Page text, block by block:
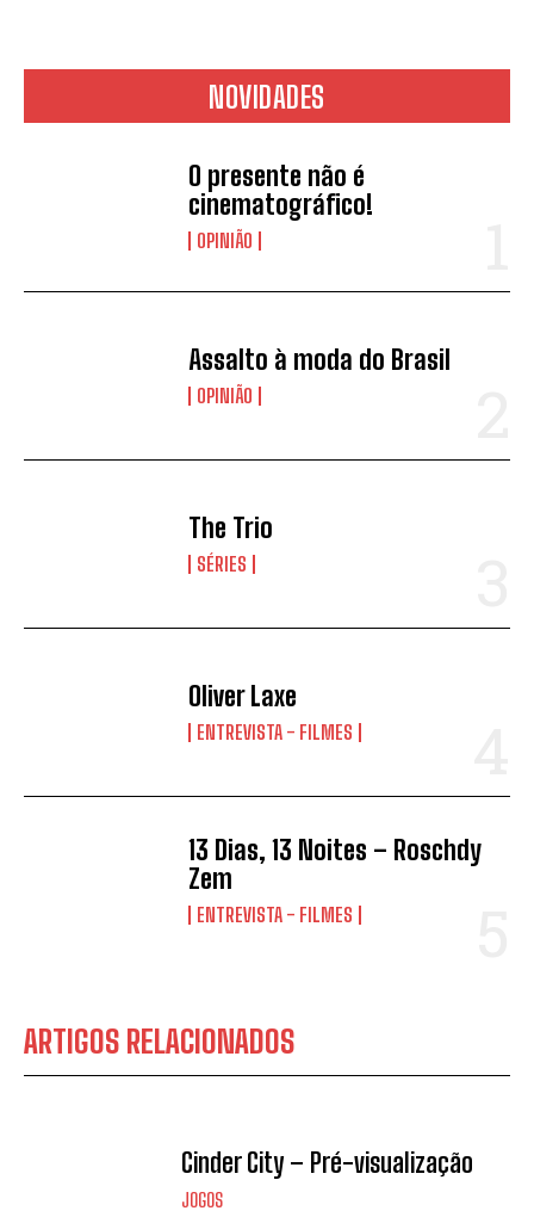
NOVIDADES
O presente não é
cinematográfico!
OPINIÃO
Assalto à moda do Brasil
OPINIÃO
The Trio
SÉRIES
Oliver Laxe
ENTREVISTA - FILMES
13 Dias, 13 Noites – Roschdy
Zem
ENTREVISTA - FILMES
ARTIGOS RELACIONADOS
Cinder City – Pré-visualização
JOGOS